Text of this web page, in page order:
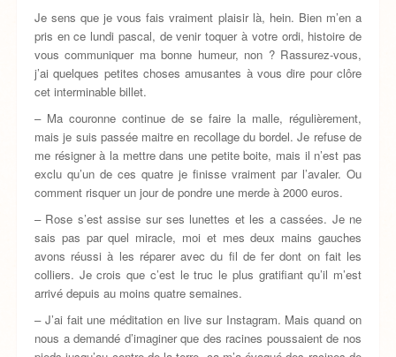
Je sens que je vous fais vraiment plaisir là, hein. Bien m’en a
pris en ce lundi pascal, de venir toquer à votre ordi, histoire de
vous communiquer ma bonne humeur, non ? Rassurez-vous,
j’ai quelques petites choses amusantes à vous dire pour clôre
cet interminable billet.
– Ma couronne continue de se faire la malle, régulièrement,
mais je suis passée maitre en recollage du bordel. Je refuse de
me résigner à la mettre dans une petite boite, mais il n’est pas
exclu qu’un de ces quatre je finisse vraiment par l’avaler. Ou
comment risquer un jour de pondre une merde à 2000 euros.
– Rose s’est assise sur ses lunettes et les a cassées. Je ne
sais pas par quel miracle, moi et mes deux mains gauches
avons réussi à les réparer avec du fil de fer dont on fait les
colliers. Je crois que c’est le truc le plus gratifiant qu’il m’est
arrivé depuis au moins quatre semaines.
– J’ai fait une méditation en live sur Instagram. Mais quand on
nous a demandé d’imaginer que des racines poussaient de nos